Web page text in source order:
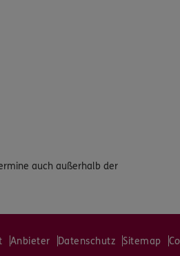
auch außerhalb der
Anbieter Datenschutz Sitemap